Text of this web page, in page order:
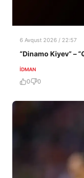
6 Avqust 2026 / 22:57
“Dinamo Kiyev” –
İDMAN
0 0